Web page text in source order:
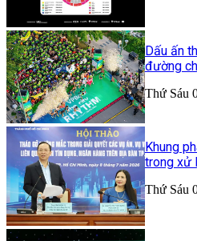
Dấu ấn
đường
Thứ Sáu
Khung
trong xử
Thứ Sáu